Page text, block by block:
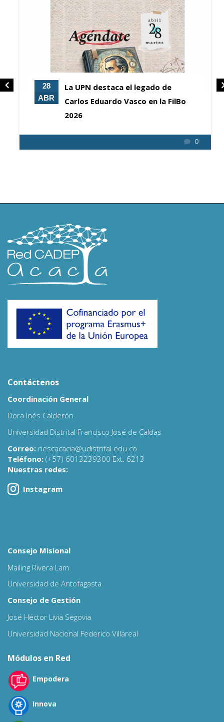
20
AGO
Transmisión en vivo ENCUENTRO
RIESC ACACIA ERA 2025
Contáctenos
Coordinación General
Dora Inés Calderón
Universidad Distrital Francisco José de Caldas
Correo: riescacacia@udistrital.edu.co
Teléfono: (+57) 6013239300 Ext. 6213
Nuestras redes:
Instagram
Consejo Misional
Mailing Rivera Lam
Universidad de Antofagasta
Consejo de Gestión
José Héctor Livia Segovia
Universidad Nacional Federico Villareal
Módulos en Red
Empodera
Innova